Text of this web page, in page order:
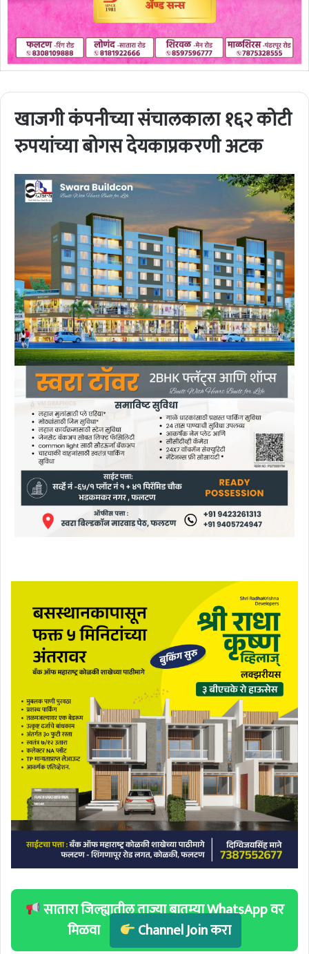
खाजगी कंपनीच्या संचालकाला १६२ कोटी
रुपयांच्या बोगस देयकाप्रकरणी अटक
सातारा जिल्ह्यातील ताज्या बातम्या WhatsApp वर
मिळवा
Channel Join करा